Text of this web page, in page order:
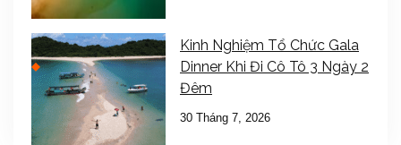
Kinh Nghiệm Tổ Chức Gala
Dinner Khi Đi Cô Tô 3 Ngày 2
Đêm
30 Tháng 7, 2026